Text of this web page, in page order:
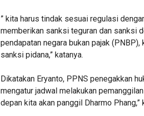
” kita harus tindak sesuai regulasi
memberikan sanksi teguran dan sanksi
pendapatan negara bukan pajak
sanksi pidana,” katanya.
Dikatakan Eryanto, PPNS penegakkan
mengatur jadwal melakukan
depan kita akan panggil Dharmo Phang,”